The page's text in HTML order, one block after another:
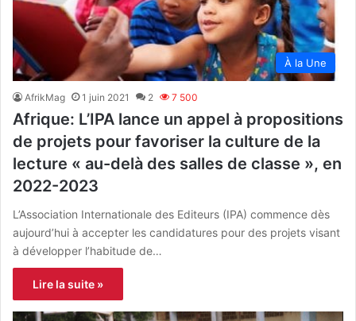
À la Une
AfrikMag 1 juin 2021 2 7 500
Afrique: L’IPA lance un appel à propositions
de projets pour favoriser la culture de la
lecture « au-delà des salles de classe », en
2022-2023
L’Association Internationale des Editeurs (IPA) commence dès
aujourd’hui à accepter les candidatures pour des projets visant
à développer l’habitude de…
Lire la suite »